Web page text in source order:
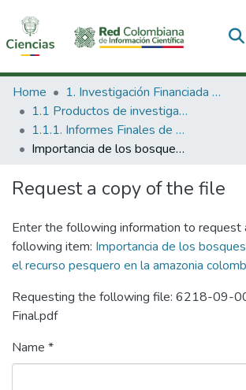
Communities & Collections
All of DSpace
Statistics
Home
1. Investigación Financiada con Recursos Públicos
1.1 Productos de investigación
1.1.1. Informes Finales de Proyectos de Investigación
Importancia de los bosques inundables para el recurso pesquero en la amazonia colombiana
Request a copy of the file
Enter the following information to request
following item: Importancia de los
el recurso pesquero en la amazonia
Requesting the following file: 6218-09-
Final.pdf
Name *